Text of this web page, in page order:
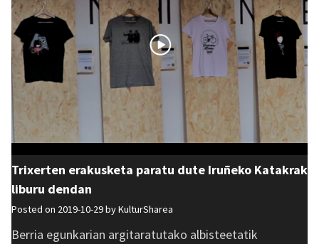
Trixerten erakusketa paratu dute Iruñeko Katakrak
liburu dendan
Posted on 2019-10-29 byKulturSharea
Berria egunkarian argitaratutako albisteetatik